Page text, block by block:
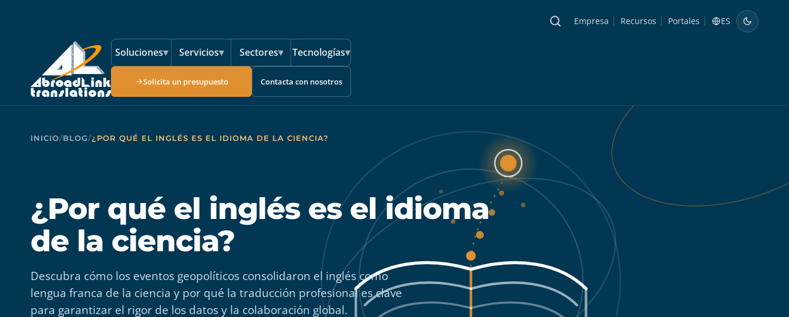
Empresa Recursos Portales ES
Soluciones▾ Servicios▾ Sectores▾ Tecnologías▾
Solicita un presupuesto Contacta con nosotros
INICIO/BLOG/¿POR QUÉ EL INGLÉS ES EL IDIOMA DE LA CIENCIA?
¿Por qué el inglés es el idioma
de la ciencia?
Descubra cómo los eventos geopolíticos consolidaron el inglés como
lengua franca de la ciencia y por qué la traducción profesional es clave
para garantizar el rigor de los datos y la colaboración global.